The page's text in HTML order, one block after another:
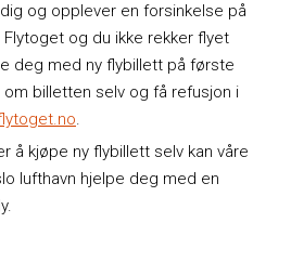
og opplever en forsinkelse på
og du ikke rekker flyet
deg med ny flybillett på første
om billetten selv og få refusjon i
.
å kjøpe ny flybillett selv kan våre
lufthavn hjelpe deg med en